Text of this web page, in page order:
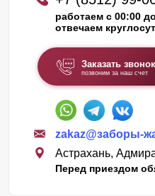
работаем с 00:00
отвечаем
Заказать звонок
позвоним за наш счет
zakaz@заборы-
Астрахань,
Перед приездом